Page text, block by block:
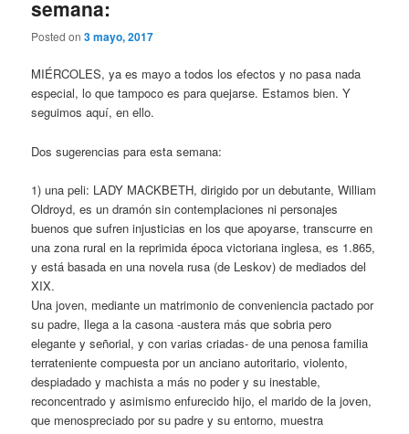
semana:
Posted on3 mayo, 2017
MIÉRCOLES, ya es mayo a todos los efectos y no pasa nada
especial, lo que tampoco es para quejarse. Estamos bien. Y
seguimos aquí, en ello.
Dos sugerencias para esta semana:
1) una peli: LADY MACKBETH, dirigido por un debutante, William
Oldroyd, es un dramón sin contemplaciones ni personajes
buenos que sufren injusticias en los que apoyarse, transcurre en
una zona rural en la reprimida época victoriana inglesa, es 1.865,
y está basada en una novela rusa (de Leskov) de mediados del
XIX.
Una joven, mediante un matrimonio de conveniencia pactado por
su padre, llega a la casona -austera más que sobria pero
elegante y señorial, y con varias criadas- de una penosa familia
terrateniente compuesta por un anciano autoritario, violento,
despiadado y machista a más no poder y su inestable,
reconcentrado y asimismo enfurecido hijo, el marido de la joven,
que menospreciado por su padre y su entorno, muestra